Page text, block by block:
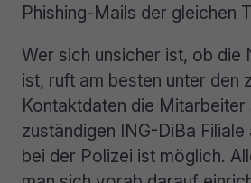
Phishing-Mails der gleichen
Wer sich unsicher ist, ob die
ist, ruft am besten unter den
Kontaktdaten die Mitarbeiter
zuständigen ING-DiBa Filiale
bei der Polizei ist möglich.